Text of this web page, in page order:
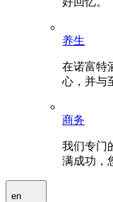
养生
在诺富特
心，并与
商务
我们专门
满成功，
en